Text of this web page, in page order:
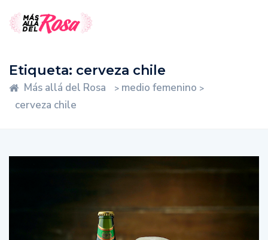
Etiqueta: cerveza chile
Más allá del Rosa > medio femenino >
cerveza chile